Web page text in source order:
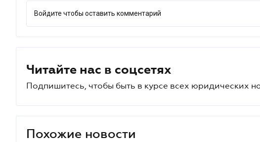
Войдите чтобы оставить комментарий
Читайте нас в соцсетях
Подпишитесь, чтобы быть в курсе всех юридических
Похожие новости